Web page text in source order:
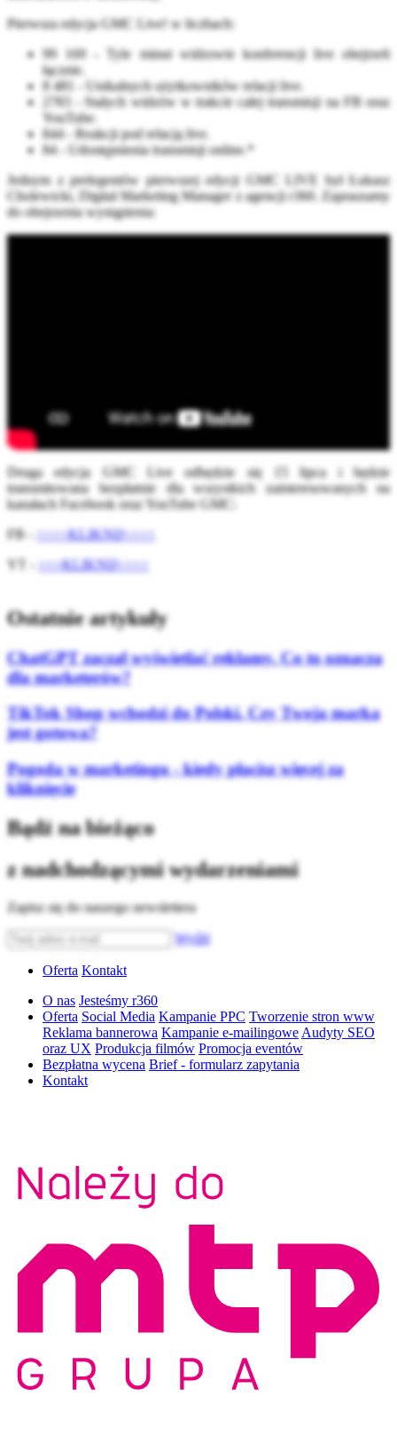
Pierwsza edycja GMC Live! w liczbach:
99 169 - Tyle minut widzowie konferencji live obejrzeli
łącznie.
8 481 - Unikalnych użytkowników relacji live.
2783 - Stałych widzów w trakcie całej transmisji na FB oraz
YouTube.
844 - Reakcji pod relacją live.
84 - Udostępnienia transmisji online.*
Jednym z prelegentów pierwszej edycji GMC LIVE był Łukasz
Cholewicki, Digital Marketing Manager z agencji r360. Zapraszamy
do obejrzenia wystąpienia:
Druga edycja GMC Live odbędzie się 15 lipca i będzie
transmitowana bezpłatnie dla wszystkich zainteresowanych na
kanałach Facebook oraz YouTube GMC:
FB -
>>>>KLIKNIJ<<<<
YT -
>>>KLIKNIJ<<<<
Ostatnie artykuły
ChatGPT zaczął wyświetlać reklamy. Co to oznacza
dla marketerów?
TikTok Shop wchodzi do Polski. Czy Twoja marka
jest gotowa?
Pogoda w marketingu - kiedy płacisz więcej za
kliknięcie
Bądź na bieżąco
z nadchodzącymi wydarzeniami
Zapisz się do naszego newslettera
Wyślij
Oferta Kontakt
O nas Jesteśmy r360
Oferta Social Media Kampanie PPC Tworzenie stron www
Reklama bannerowa Kampanie e-mailingowe Audyty SEO
oraz UX Produkcja filmów Promocja eventów
Bezpłatna wycena Brief - formularz zapytania
Kontakt